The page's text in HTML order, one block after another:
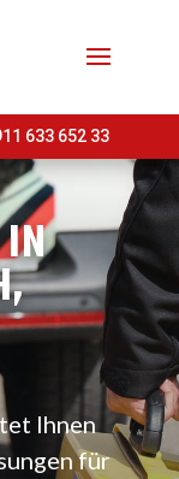
633 652 33
Ihnen
für